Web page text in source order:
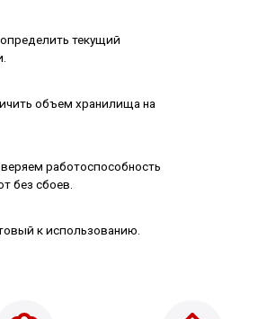
текущий
объем хранилища на
работоспособность
без сбоев.
к использованию.